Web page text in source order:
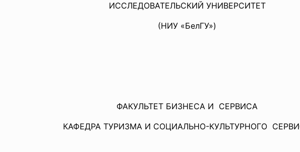
ИССЛЕДОВАТЕЛЬСКИЙ УНИВЕРСИТЕТ
(НИУ «БелГУ»)
ФАКУЛЬТЕТ БИЗНЕСА И СЕРВИСА
КАФЕДРА ТУРИЗМА И СОЦИАЛЬНО-КУЛЬТУРНОГО